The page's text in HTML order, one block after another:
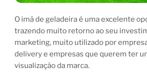
O imã de geladeira é uma excelente
trazendo muito retorno ao seu
marketing, muito utilizado por
delivery e empresas que querem ter
visualização da marca.